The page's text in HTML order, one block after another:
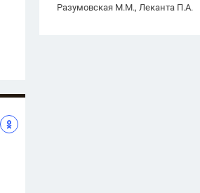
Разумовская М.М., Леканта П.А.